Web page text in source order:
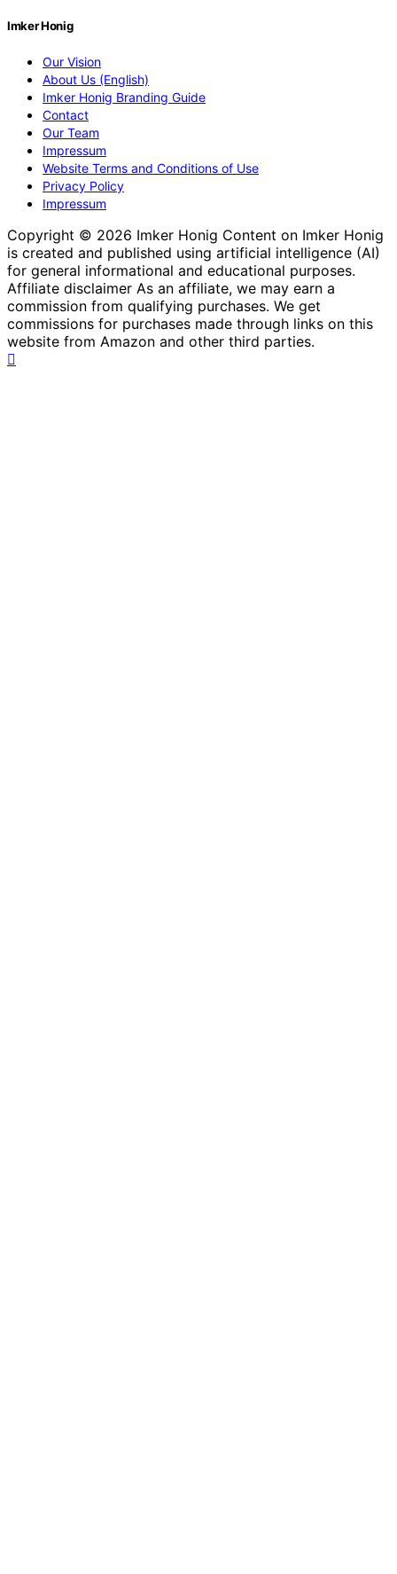
Imker Honig
Our Vision
About Us (English)
Imker Honig Branding Guide
Contact
Our Team
Impressum
Website Terms and Conditions of Use
Privacy Policy
Impressum
Copyright © 2026 Imker Honig Content on Imker Honig
is created and published using artificial intelligence (AI)
for general informational and educational purposes.
Affiliate disclaimer As an affiliate, we may earn a
commission from qualifying purchases. We get
commissions for purchases made through links on this
website from Amazon and other third parties.